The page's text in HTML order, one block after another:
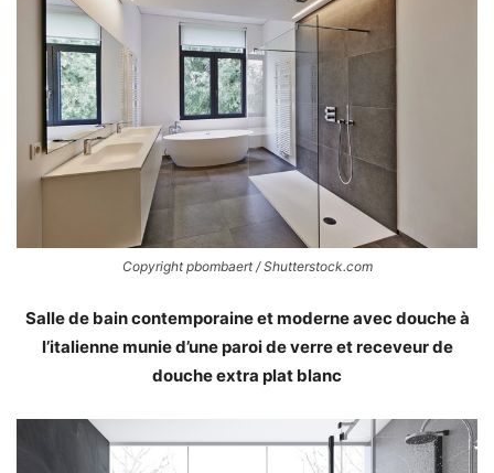
Copyright pbombaert / Shutterstock.com
Salle de bain contemporaine et moderne avec douche à
l’italienne munie d’une paroi de verre et receveur de
douche extra plat blanc